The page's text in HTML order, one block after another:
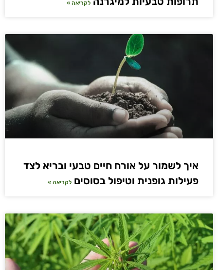
לקריאה »
איך לשמור על אורח חיים טבעי ובריא לצד
פעילות גופנית וטיפול בסוסים לקריאה »